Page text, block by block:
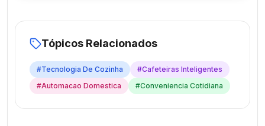
Tópicos Relacionados
#Tecnologia De Cozinha #Cafeteiras Inteligentes
#Automacao Domestica #Conveniencia Cotidiana